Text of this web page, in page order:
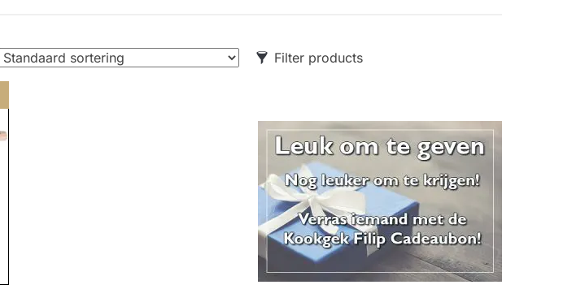
Filter products
Food
Drank
Non-food